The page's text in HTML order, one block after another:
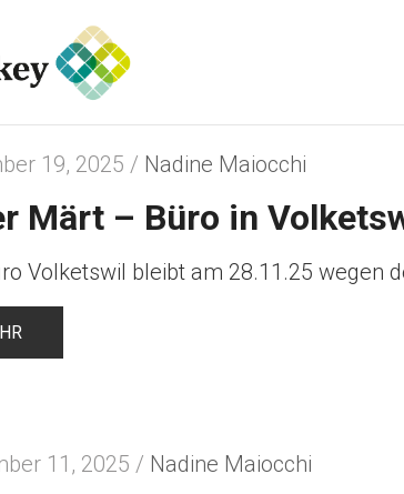
19, 2025 / Nadine Maiocchi
Märt – Büro in
Volketswil bleibt am 28.11.25 wegen
11, 2025 / Nadine Maiocchi